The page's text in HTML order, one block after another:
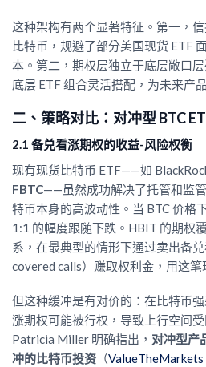
这种架构有两个显著特征。第一，
比特币，规避了部分美国现货 ETF
本。第二，期权层独立于底层敞口
底层 ETF 组合灵活搭配，为未来产
二、策略对比：对冲型 BTC
2.1 备兑看涨期权的收益-风险权衡
现有现货比特币 ETF——如
FBTC——虽然成功解决了托管和监
特币本身的高波动性。当 BTC 价格
1:1 的幅度跟随下跌。HBIT 的期权
系，在最典型的情形下通过卖出备
covered calls）赚取权利金，用这笔
但这种缓冲是有对价的：在比特币
涨期权可能被行权，导致上行空间
Patricia Miller 明确指出， 对冲型产
冲的比特币投资 （